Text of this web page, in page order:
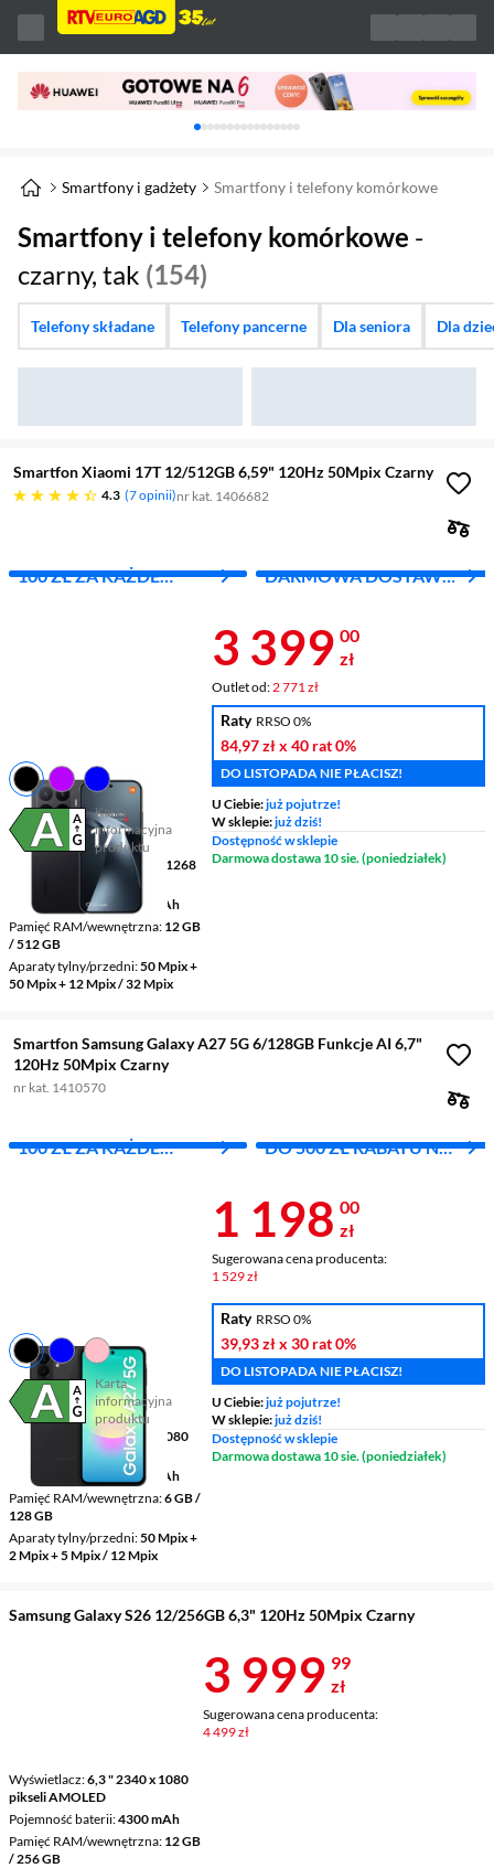
Karuzela z banerami, aktualny element 1 z
Smartfony i gadżety Smartfony i telefony komórkowe
Smartfony i telefony komórkowe -
czarny, tak (154)
Telefony składane Telefony pancerne Dla seniora Dla
Smartfon Xiaomi 17T 12/512GB 6,59" 120Hz 50Mpix Czarny
4.3
4.3 gwiazdek 7 opinii nr kat. 1406682
100 ZŁ ZA KAŻDE
DARMOWA DOSTAWA
Karta
informacyjna
produktu
Plik w formacie pdf
(otworzy się w nowym oknie)
6,59 " 2756 x 1268
pikseli AMOLED
Pojemność baterii
6500 mAh
Pamięć RAM/wewnętrzna 12 GB
/ 512 GB
Aparaty tylny/przedni 50 Mpix +
50 Mpix + 12 Mpix / 32 Mpix
Cena 3 399
3 399 00
zł
Outlet od: 2 771 zł
Raty RRSO 0%
84,97 złx 40 rat0%
DO LISTOPADA NIE PŁACISZ!
U Ciebie:już pojutrze!
W sklepie:już dziś!
Dostępność w sklepie
Darmowa dostawa 10 sie. (poniedziałek)
Smartfon Samsung Galaxy A27 5G 6/128GB Funkcje AI 6,7"
120Hz 50Mpix Czarny
nr kat. 1410570
100 ZŁ ZA KAŻDE
DO 500 ZŁ RABATU NA
Karta
informacyjna
produktu
Plik w formacie pdf
(otworzy się w nowym oknie)
6,7 " 2340 x 1080
pikseli Super AMOLED
Pojemność baterii 5000 mAh
Pamięć RAM/wewnętrzna 6 GB /
128 GB
Aparaty tylny/przedni 50 Mpix +
2 Mpix + 5 Mpix / 12 Mpix
Cena 1 198
1 198 00
zł
Sugerowana cena producenta:
1 529 zł
Raty RRSO 0%
39,93 złx 30 rat0%
DO LISTOPADA NIE PŁACISZ!
U Ciebie:już pojutrze!
W sklepie:już dziś!
Dostępność w sklepie
Darmowa dostawa 10 sie. (poniedziałek)
Samsung Galaxy S26 12/256GB 6,3" 120Hz 50Mpix Czarny
Wyświetlacz 6,3 " 2340 x 1080
pikseli AMOLED
Pojemność baterii 4300 mAh
Pamięć RAM/wewnętrzna 12 GB
/ 256 GB
Cena 3
3 999 99
zł
Sugerowana cena producenta:
4 499 zł